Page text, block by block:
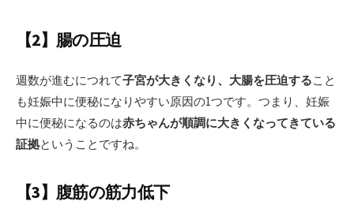
【2】腸の圧迫
週数が進むにつれて子宮が大きくなり、大腸を圧迫すること
も妊娠中に便秘になりやすい原因の1つです。つまり、妊娠
中に便秘になるのは赤ちゃんが順調に大きくなってきている
証拠ということですね。
【3】腹筋の筋力低下